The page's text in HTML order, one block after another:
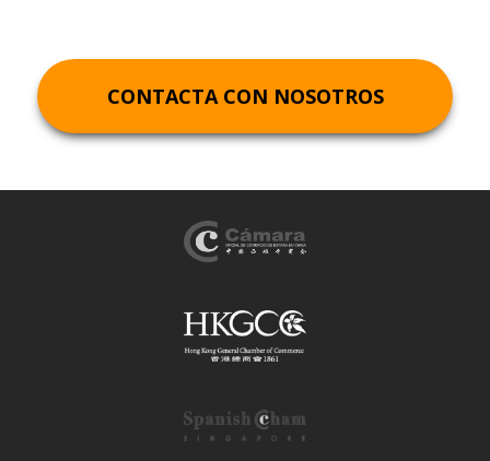
CONTACTA CON NOSOTROS